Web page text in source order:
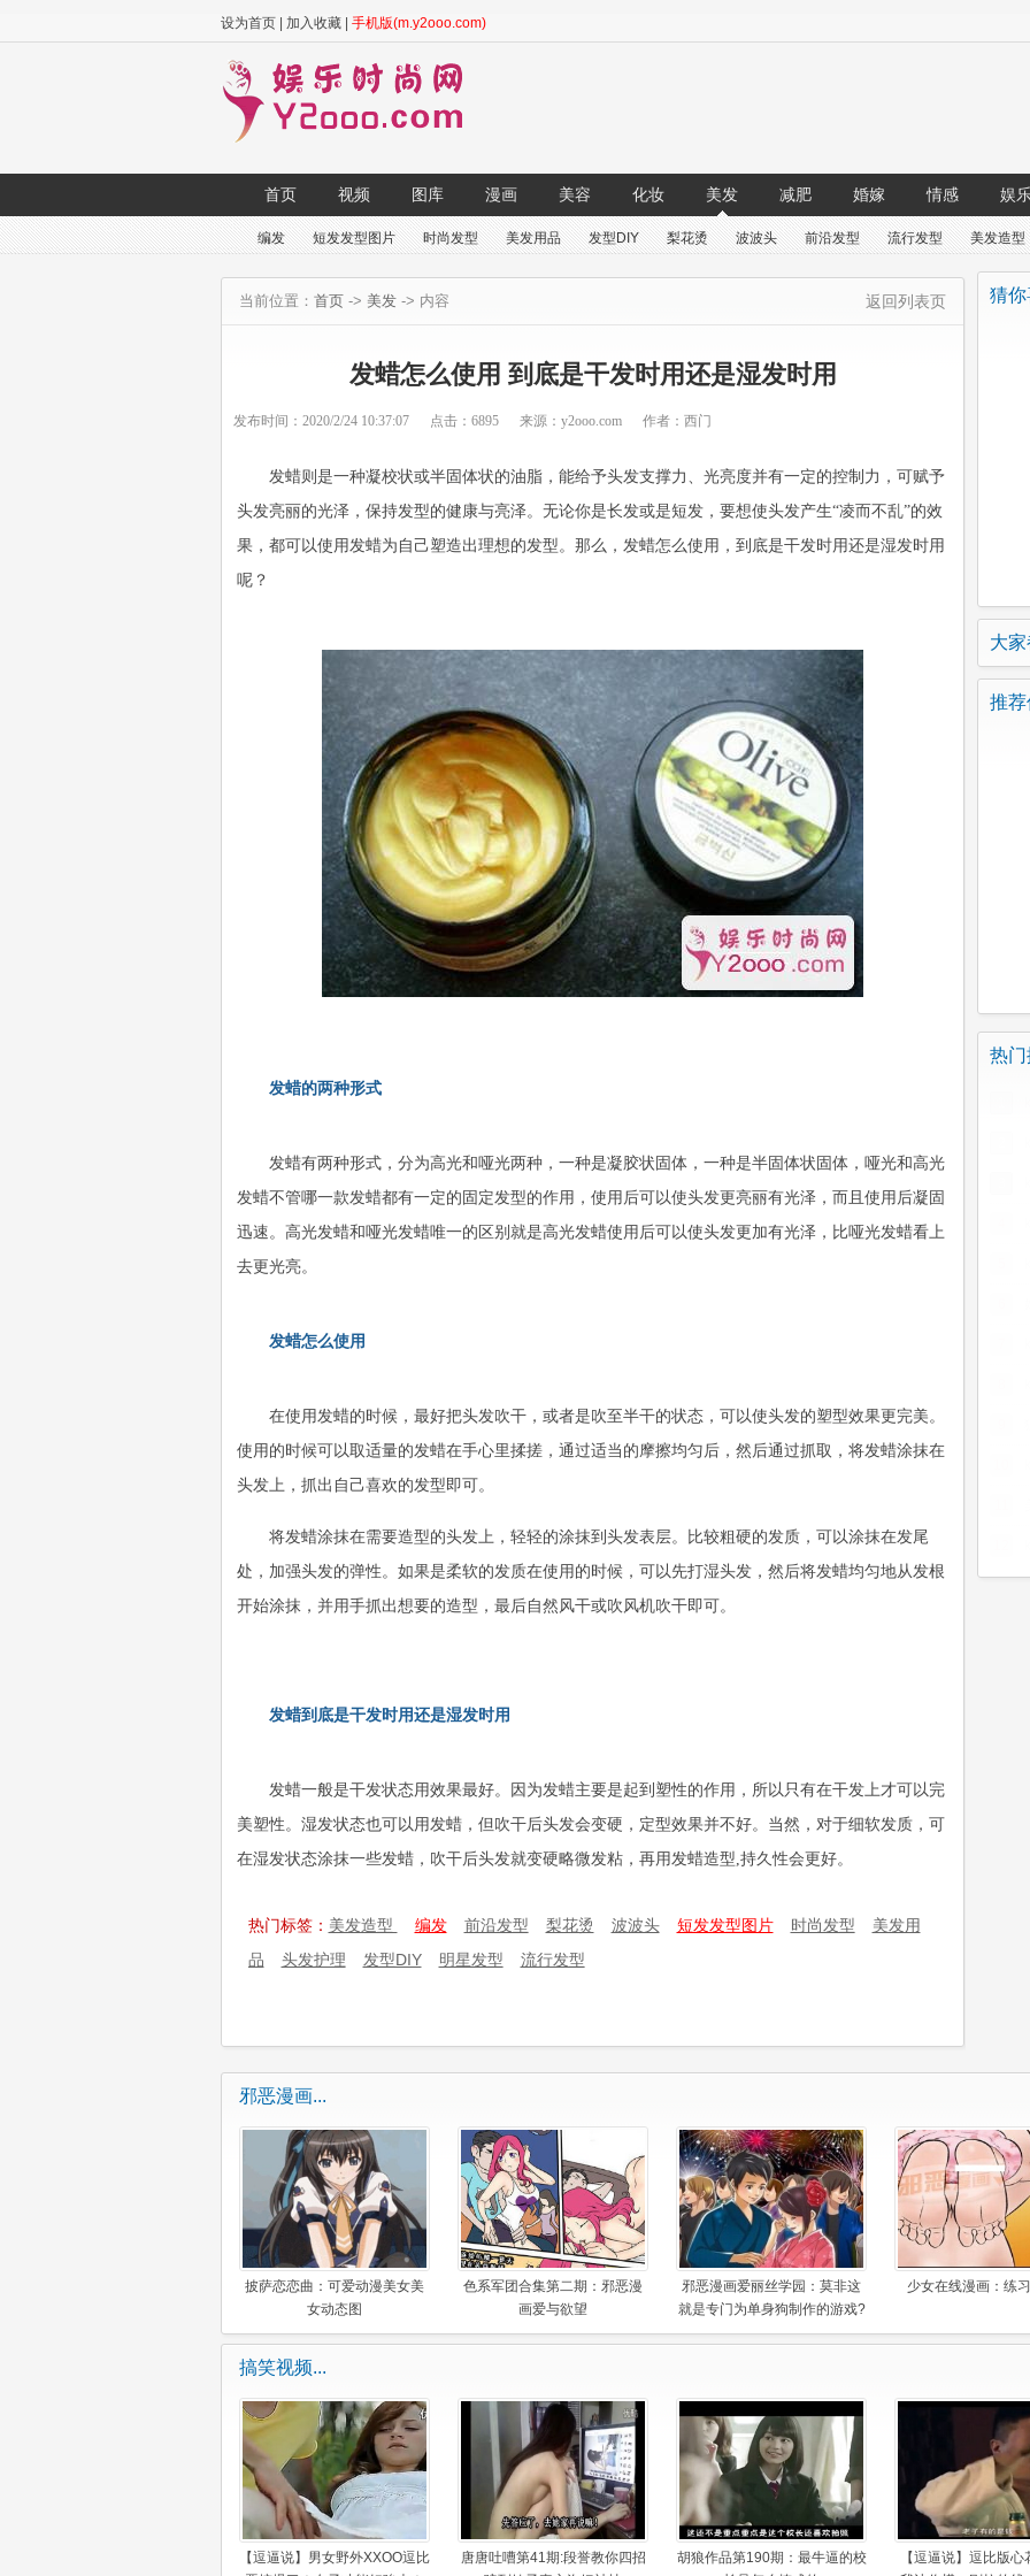
设为首页 加入收藏 手机版(m.y2ooo.com)
首页 视频 图库 漫画 美容 化妆 美发 减肥 婚嫁 情感 娱
编发 短发发型图片 时尚发型 美发用品 发型DIY 梨花烫 波波头 前沿发型 流行发型 美发造型
当前位置： 首页 -> 美发 -> 内容 返回列表页
发蜡怎么使用 到底是干发时用还是湿发时用
发布时间： 2020/2/24 10:37:07 点击： 6895 来源： y2ooo.com 作者： 西门
发蜡则是一种凝校状或半固体状的油脂，能给予头发支撑力、光亮度并有一定的控制力，可赋予
头发亮丽的光泽，保持发型的健康与亮泽。无论你是长发或是短发，要想使头发产生“凌而不乱”的效
果，都可以使用发蜡为自己塑造出理想的发型。那么，发蜡怎么使用，到底是干发时用还是湿发时用
呢？
发蜡的两种形式
发蜡有两种形式，分为高光和哑光两种，一种是凝胶状固体，一种是半固体状固体，哑光和高光
发蜡不管哪一款发蜡都有一定的固定发型的作用，使用后可以使头发更亮丽有光泽，而且使用后凝固
迅速。高光发蜡和哑光发蜡唯一的区别就是高光发蜡使用后可以使头发更加有光泽，比哑光发蜡看上
去更光亮。
发蜡怎么使用
在使用发蜡的时候，最好把头发吹干，或者是吹至半干的状态，可以使头发的塑型效果更完美。
使用的时候可以取适量的发蜡在手心里揉搓，通过适当的摩擦均匀后，然后通过抓取，将发蜡涂抹在
头发上，抓出自己喜欢的发型即可。
将发蜡涂抹在需要造型的头发上，轻轻的涂抹到头发表层。比较粗硬的发质，可以涂抹在发尾
处，加强头发的弹性。如果是柔软的发质在使用的时候，可以先打湿头发，然后将发蜡均匀地从发根
开始涂抹，并用手抓出想要的造型，最后自然风干或吹风机吹干即可。
发蜡到底是干发时用还是湿发时用
发蜡一般是干发状态用效果最好。因为发蜡主要是起到塑性的作用，所以只有在干发上才可以完
美塑性。湿发状态也可以用发蜡，但吹干后头发会变硬，定型效果并不好。当然，对于细软发质，可
在湿发状态涂抹一些发蜡，吹干后头发就变硬略微发粘，再用发蜡造型,持久性会更好。
热门标签： 美发造型 编发 前沿发型 梨花烫 波波头 短发发型图片 时尚发型
美发用
品
头发护理 发型DIY 明星发型 流行发型
猜你
大
推荐
热门
邪恶漫画...
披萨恋恋曲：可爱动漫美女美
女动态图
色系军团合集第二期：邪恶漫
画爱与欲望
邪恶漫画爱丽丝学园：莫非这
就是专门为单身狗制作的游戏?
少女在线漫画：练
搞笑视频...
【逗逼说】男女野外XXOO逗比
唐唐吐嘈第41期:段誉教你四招
胡狼作品第190期：最牛逼的校
【逗逼说】逗比版心